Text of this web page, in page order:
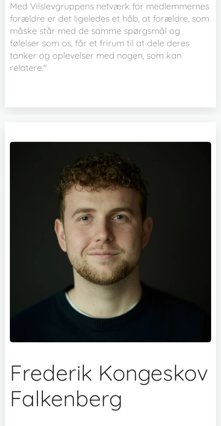
Med Vilslevgruppens netværk for medlemmernes
forældre er det ligeledes et håb, at forældre, som
måske står med de samme spørgsmål og
følelser som os, får et frirum til at dele deres
tanker og oplevelser med nogen, som kan
relatere."
Frederik Kongeskov
Falkenberg